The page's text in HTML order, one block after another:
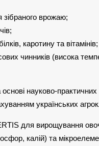
зібраного врожаю;
каротину та вітамінів;
чинників (висока
науково-
українських
для вирощування
калій) та